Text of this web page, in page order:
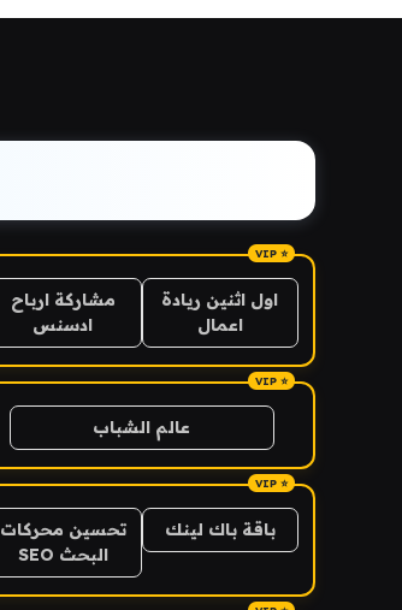
اول اثنين ريادة
اعمال
مشاركة ارباح
ادسنس
عالم الشباب
باقة باك لينك
تحسين محركات
البحث SEO